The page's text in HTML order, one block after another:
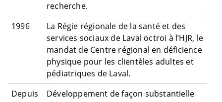
recherche.
1996
La Régie régionale de la santé et des
services sociaux de Laval octroi à l’HJR, le
mandat de Centre régional en déficience
physique pour les clientèles adultes et
pédiatriques de Laval.
Depuis
Développement de façon substantielle